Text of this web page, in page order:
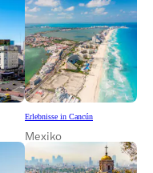
Erlebnisse in Cancún
Mexiko